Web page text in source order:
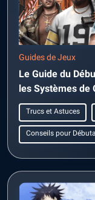
Guides de Jeux
Le Guide du
Trucs et Astuces
Conseils pour